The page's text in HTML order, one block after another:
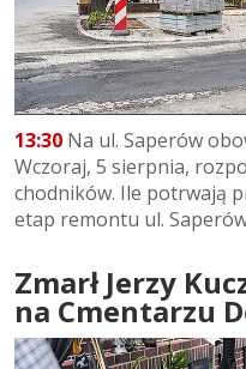
13:30 Na ul. Saperów
Wczoraj, 5 sierpnia,
chodników. Ile potrwają
etap remontu ul.
Zmarł Jerzy
na Cmentarzu